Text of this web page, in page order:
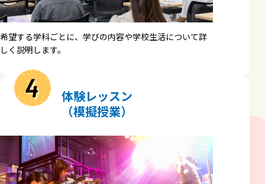
希望する学科ごとに、学びの内容や学校生活について詳
しく説明します。
4
体験レッスン
（模擬授業）